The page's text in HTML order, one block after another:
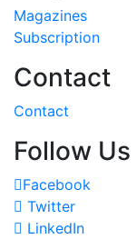
Magazines
Subscription
Contact
Contact
Follow Us
Facebook
Twitter
LinkedIn